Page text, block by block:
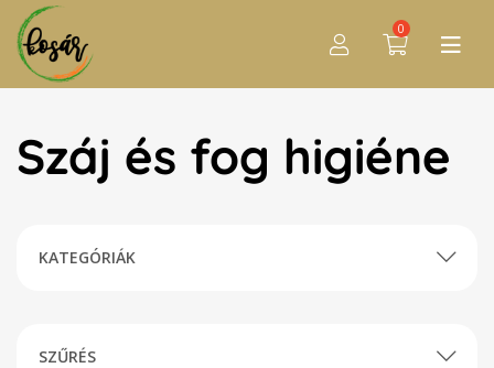
0
Száj és fog higiéne
KATEGÓRIÁK
SZŰRÉS